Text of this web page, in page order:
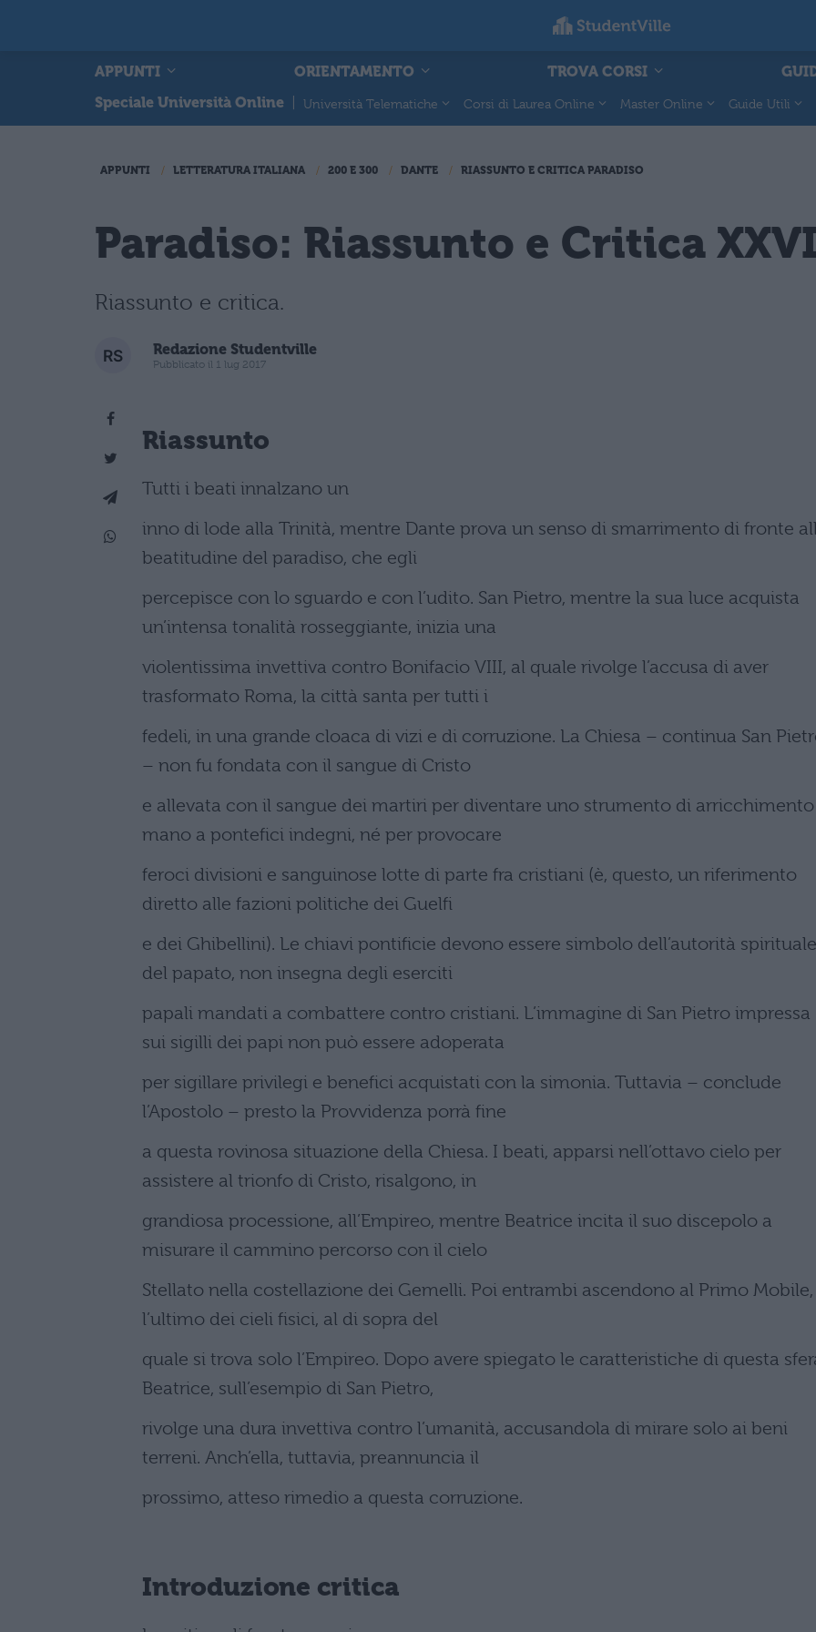
APPUNTI ORIENTAMENTO TROVA CORSI
Speciale Università Online
Università Telematiche Corsi di Laurea Online Master Online Guide Utili
APPUNTI LETTERATURA ITALIANA 200 E 300 DANTE RIASSUNTO E CRITICA PARADISO
Paradiso: Riassunto e Critica
Riassunto e critica.
Redazione Studentville
Pubblicato il 1 lug 2017
Riassunto
Tutti i beati innalzano un
inno di lode alla Trinità, mentre Dante prova un senso di smarrimento di fronte
beatitudine del paradiso, che egli
percepisce con lo sguardo e con l’udito. San Pietro, mentre la sua luce acquista
un’intensa tonalità rosseggiante, inizia una
violentissima invettiva contro Bonifacio VIII, al quale rivolge l’accusa di aver
trasformato Roma, la città santa per tutti i
fedeli, in una grande cloaca di vizi e di corruzione. La Chiesa – continua San
– non fu fondata con il sangue di Cristo
e allevata con il sangue dei martiri per diventare uno strumento di
mano a pontefici indegni, né per provocare
feroci divisioni e sanguinose lotte di parte fra cristiani (è, questo, un riferimento
diretto alle fazioni politiche dei Guelfi
e dei Ghibellini). Le chiavi pontificie devono essere simbolo dell’autorità spirituale
del papato, non insegna degli eserciti
papali mandati a combattere contro cristiani. L’immagine di San Pietro impressa
sui sigilli dei papi non può essere adoperata
per sigillare privilegi e benefici acquistati con la simonia. Tuttavia – conclude
l’Apostolo – presto la Provvidenza porrà fine
a questa rovinosa situazione della Chiesa. I beati, apparsi nell’ottavo cielo per
assistere al trionfo di Cristo, risalgono, in
grandiosa processione, all’Empireo, mentre Beatrice incita il suo discepolo a
misurare il cammino percorso con il cielo
Stellato nella costellazione dei Gemelli. Poi entrambi ascendono al Primo Mobile,
l’ultimo dei cieli fisici, al di sopra del
quale si trova solo l’Empireo. Dopo avere spiegato le caratteristiche di questa
Beatrice, sull’esempio di San Pietro,
rivolge una dura invettiva contro l’umanità, accusandola di mirare solo ai beni
terreni. Anch’ella, tuttavia, preannuncia il
prossimo, atteso rimedio a questa corruzione.
Introduzione critica